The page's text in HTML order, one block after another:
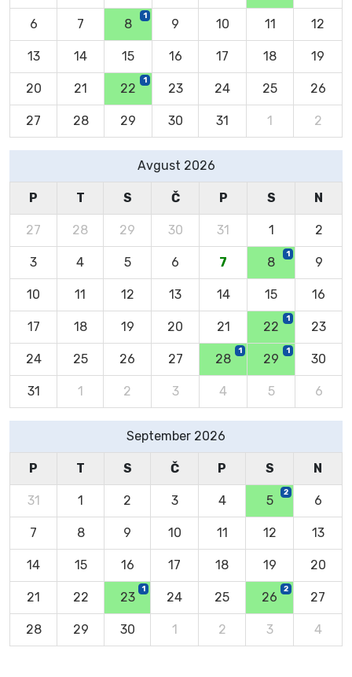
6 7 8
1
9 10 11 12
13 14 15 16 17 18 19
20 21 22
1
23 24 25 26
27 28 29 30 31 1 2
Avgust 2026
P T S Č P S N
27 28 29 30 31 1 2
3 4 5 6 7 8
1
9
10 11 12 13 14 15 16
17 18 19 20 21 22
1
23
24 25 26 27 28
1
29
1
30
31 1 2 3 4 5 6
September 2026
P T S Č P S N
31 1 2 3 4 5
2
6
7 8 9 10 11 12 13
14 15 16 17 18 19 20
21 22 23
1
24 25 26
2
27
28 29 30 1 2 3 4